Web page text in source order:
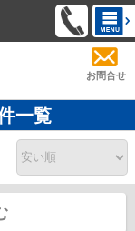
お問合せ
一覧